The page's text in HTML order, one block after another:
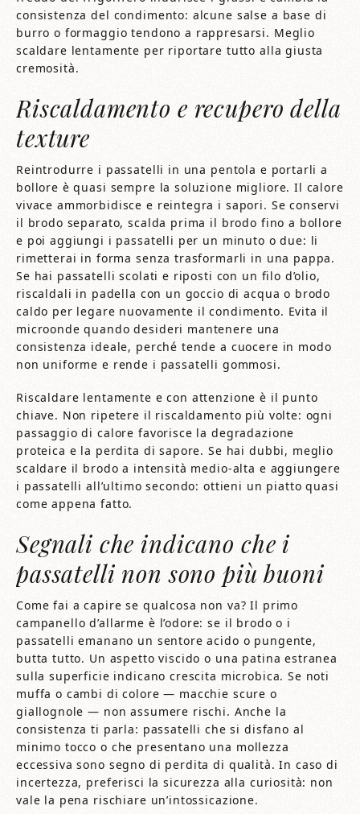
consistenza del condimento: alcune salse a base di
burro o formaggio tendono a rappresarsi. Meglio
scaldare lentamente per riportare tutto alla giusta
cremosità.
Riscaldamento e recupero della
texture
Reintrodurre i passatelli in una pentola e portarli a
bollore è quasi sempre la soluzione migliore. Il calore
vivace ammorbidisce e reintegra i sapori. Se conservi
il brodo separato, scalda prima il brodo fino a bollore
e poi aggiungi i passatelli per un minuto o due: li
rimetterai in forma senza trasformarli in una pappa.
Se hai passatelli scolati e riposti con un filo d’olio,
riscaldali in padella con un goccio di acqua o brodo
caldo per legare nuovamente il condimento. Evita il
microonde quando desideri mantenere una
consistenza ideale, perché tende a cuocere in modo
non uniforme e rende i passatelli gommosi.
Riscaldare lentamente e con attenzione è il punto
chiave. Non ripetere il riscaldamento più volte: ogni
passaggio di calore favorisce la degradazione
proteica e la perdita di sapore. Se hai dubbi, meglio
scaldare il brodo a intensità medio-alta e aggiungere
i passatelli all’ultimo secondo: ottieni un piatto quasi
come appena fatto.
Segnali che indicano che i
passatelli non sono più buoni
Come fai a capire se qualcosa non va? Il primo
campanello d’allarme è l’odore: se il brodo o i
passatelli emanano un sentore acido o pungente,
butta tutto. Un aspetto viscido o una patina estranea
sulla superficie indicano crescita microbica. Se noti
muffa o cambi di colore — macchie scure o
giallognole — non assumere rischi. Anche la
consistenza ti parla: passatelli che si disfano al
minimo tocco o che presentano una mollezza
eccessiva sono segno di perdita di qualità. In caso di
incertezza, preferisci la sicurezza alla curiosità: non
vale la pena rischiare un’intossicazione.